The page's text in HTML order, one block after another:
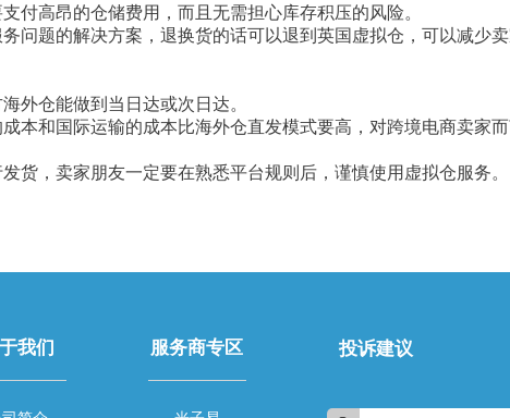
付高昂的仓储费用，而且无需担心库存积压的风险。
问题的解决方案，退换货的话可以退到英国虚拟仓，可以减少
外仓能做到当日达或次日达。
本和国际运输的成本比海外仓直发模式要高，对跨境电商卖家
货，卖家朋友一定要在熟悉平台规则后，谨慎使用虚拟仓服务。
我们 服务商专区 投诉建议